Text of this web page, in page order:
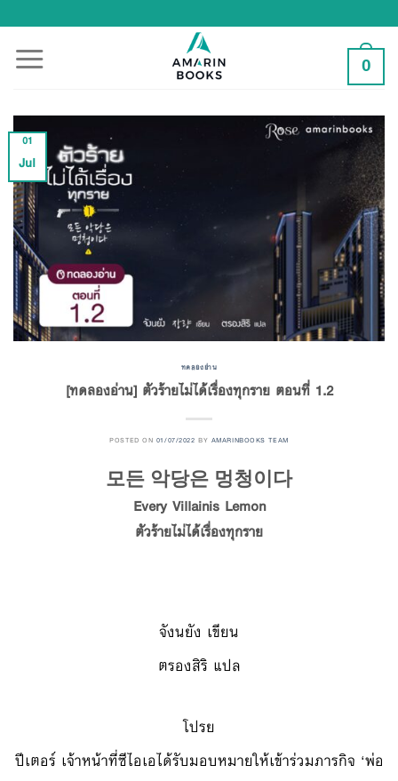
to
content
0
01
Jul
ทดลองอ่าน
[ทดลองอ่าน] ตัวร้ายไม่ได้เรื่องทุกราย ตอนที่ 1.2
POSTED ON 01/07/2022 BY AMARINBOOKS TEAM
모든 악당은 멍청이다
Every Villainis Lemon
ตัวร้ายไม่ได้เรื่องทุกราย
จังนยัง เขียน
ตรองสิริ แปล
โปรย
ปีเตอร์ เจ้าหน้าที่ซีไอเอได้รับมอบหมายให้เข้าร่วมภารกิจ ‘พ่อ